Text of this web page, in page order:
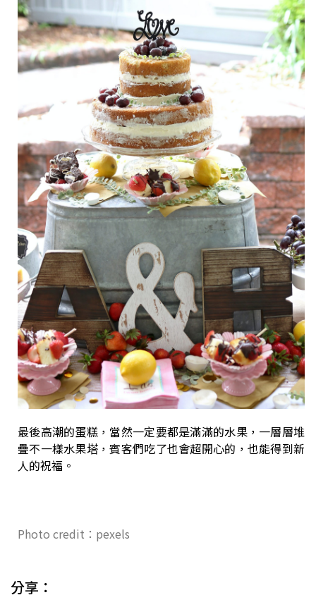
最後高潮的蛋糕，當然一定要都是滿滿的水果，一層層堆
疊不一樣水果塔，賓客們吃了也會超開心的，也能得到新
人的祝福。
Photo credit：pexels
分享：